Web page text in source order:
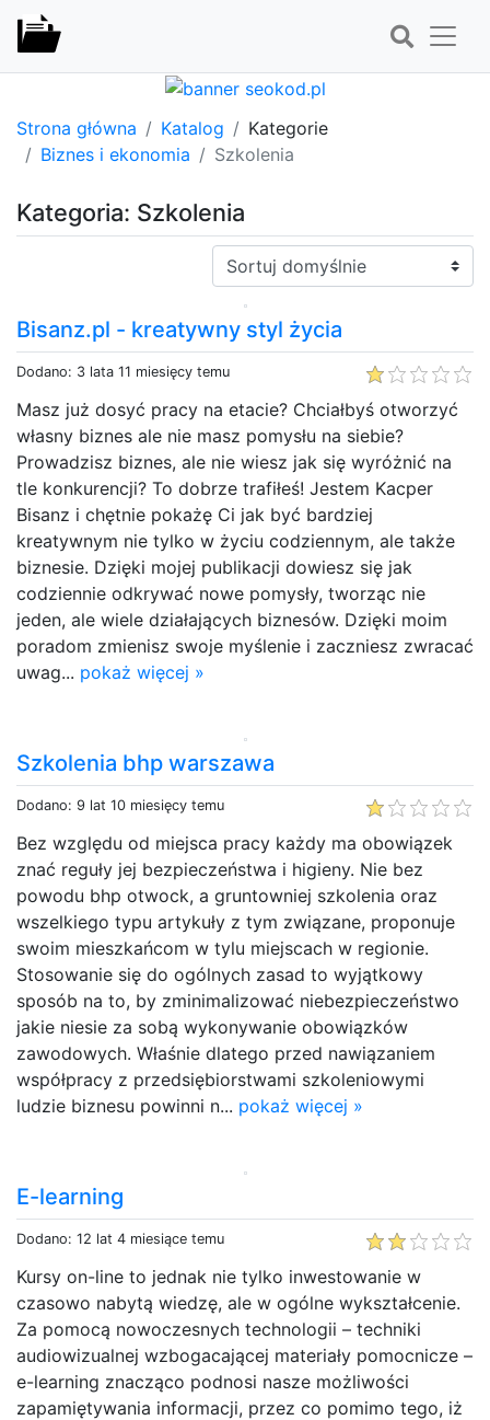
Strona główna Katalog
Kategorie
Biznes i ekonomia
Szkolenia
Kategoria: Szkolenia
Sortuj:
Bisanz.pl - kreatywny styl życia
Dodano: 3 lata 11 miesięcy temu
Masz już dosyć pracy na etacie? Chciałbyś otworzyć
własny biznes ale nie masz pomysłu na siebie?
Prowadzisz biznes, ale nie wiesz jak się wyróżnić na
tle konkurencji? To dobrze trafiłeś! Jestem Kacper
Bisanz i chętnie pokażę Ci jak być bardziej
kreatywnym nie tylko w życiu codziennym, ale także
biznesie. Dzięki mojej publikacji dowiesz się jak
codziennie odkrywać nowe pomysły, tworząc nie
jeden, ale wiele działających biznesów. Dzięki moim
poradom zmienisz swoje myślenie i zaczniesz zwracać
uwag... pokaż więcej »
Szkolenia bhp warszawa
Dodano: 9 lat 10 miesięcy temu
Bez względu od miejsca pracy każdy ma obowiązek
znać reguły jej bezpieczeństwa i higieny. Nie bez
powodu bhp otwock, a gruntowniej szkolenia oraz
wszelkiego typu artykuły z tym związane, proponuje
swoim mieszkańcom w tylu miejscach w regionie.
Stosowanie się do ogólnych zasad to wyjątkowy
sposób na to, by zminimalizować niebezpieczeństwo
jakie niesie za sobą wykonywanie obowiązków
zawodowych. Właśnie dlatego przed nawiązaniem
współpracy z przedsiębiorstwami szkoleniowymi
ludzie biznesu powinni n... pokaż więcej »
E-learning
Dodano: 12 lat 4 miesiące temu
Kursy on-line to jednak nie tylko inwestowanie w
czasowo nabytą wiedzę, ale w ogólne wykształcenie.
Za pomocą nowoczesnych technologii – techniki
audiowizualnej wzbogacającej materiały pomocnicze –
e-learning znacząco podnosi nasze możliwości
zapamiętywania informacji, przez co pomimo tego, iż